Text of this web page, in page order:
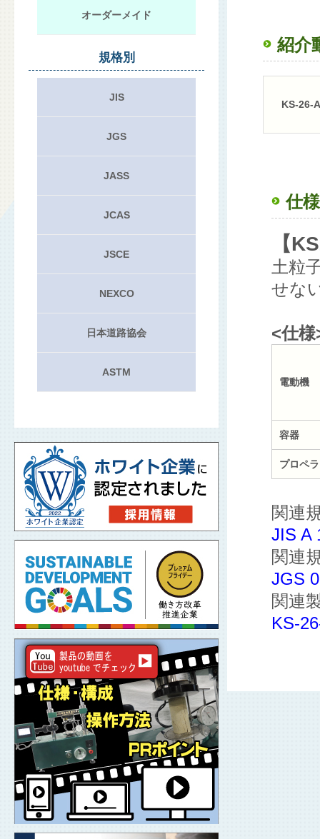
紹介
KS-26-
仕
【
土粒
せな
<仕様
電動機
容器
プロペラ
関連
JIS A
関連
JGS
関連
KS-
オーダーメイド
規格別
JIS
JGS
JASS
JCAS
JSCE
NEXCO
日本道路協会
ASTM